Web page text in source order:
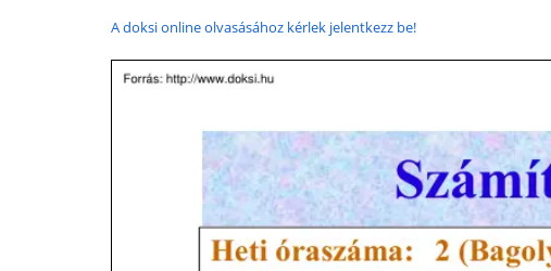
A doksi online olvasásához kérlek jelentkezz be!